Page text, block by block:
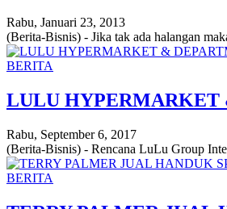
Rabu, Januari 23, 2013
(Berita-Bisnis) - Jika tak ada halangan
BERITA
LULU HYPERMARKET
Rabu, September 6, 2017
(Berita-Bisnis) - Rencana LuLu Group
BERITA